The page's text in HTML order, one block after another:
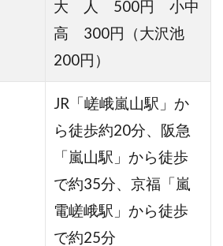
大 人 500円 小中
高 300円（大沢池
200円）
JR「嵯峨嵐山駅」か
ら徒歩約20分、 阪急
「嵐山駅」から徒歩
で約35分、 京福「嵐
電嵯峨駅」から徒歩
で約25分